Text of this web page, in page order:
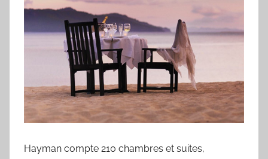
Hayman compte 210 chambres et suites,